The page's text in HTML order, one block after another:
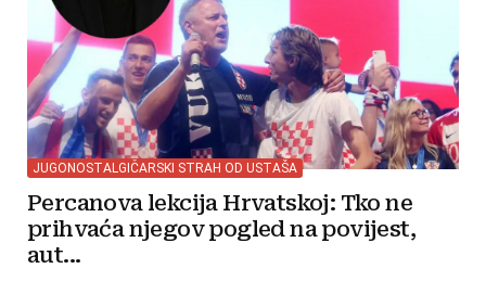
JUGONOSTALGIČARSKI STRAH OD USTAŠA
Percanova lekcija Hrvatskoj: Tko ne
prihvaća njegov pogled na povijest,
aut...